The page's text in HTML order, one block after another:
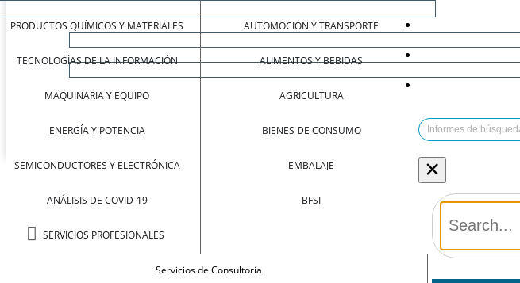
PRODUCTOS QUÍMICOS Y MATERIALES
TECNOLOGÍAS DE LA INFORMACIÓN
MAQUINARIA Y EQUIPO
ENERGÍA Y POTENCIA
SEMICONDUCTORES Y ELECTRÓNICA
ANÁLISIS DE COVID-19
SERVICIOS PROFESIONALES
AUTOMOCIÓN Y TRANSPORTE
ALIMENTOS Y BEBIDAS
AGRICULTURA
BIENES DE CONSUMO
EMBALAJE
BFSI
Servicios de Consultoría
×